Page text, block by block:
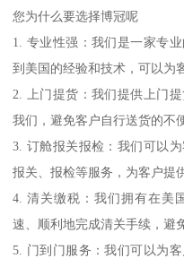
您为什么要选择博冠呢
1. 专业性强：我们是一家专
到美国的经验和技术，可以为
2. 上门提货：我们提供上门
我们，避免客户自行送货的不
3. 订舱报关报检：我们可以
报关、报检等服务，为客户提
4. 清关缴税：我们拥有在美
速、顺利地完成清关手续，避
5. 门到门服务：我们可以为